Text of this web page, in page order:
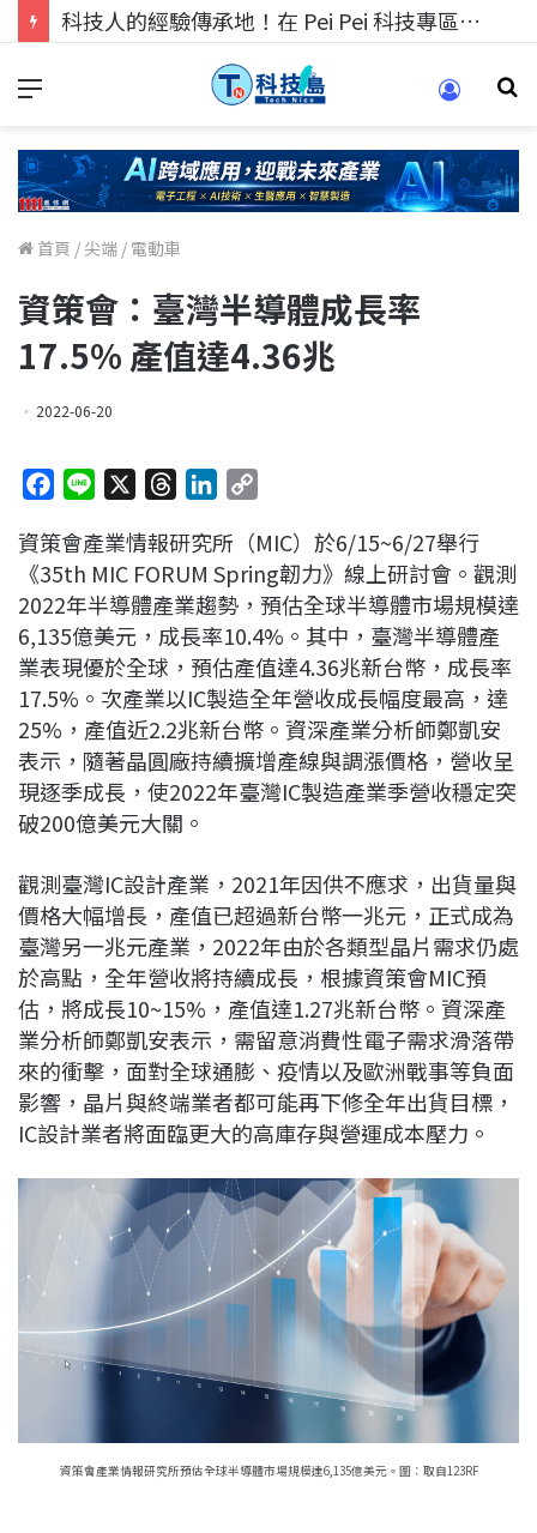
科技人的經驗傳承地！在 Pei Pei 科技專區，與學弟妹交流最硬核的技術
首頁 /尖端 / 電動車
資策會：臺灣半導體成長率
17.5% 產值達4.36兆
2022-06-20
c
e
b
o
o
k
n
e
r
e
a
d
s
n
k
e
d
I
n
p
y
L
i
n
k
資策會產業情報研究所（MIC）於6/15~6/27舉行
《35th MIC FORUM Spring韌力》線上研討會。觀測
2022年半導體產業趨勢，預估全球半導體市場規模達
6,135億美元，成長率10.4%。其中，臺灣半導體產
業表現優於全球，預估產值達4.36兆新台幣，成長率
17.5%。次產業以IC製造全年營收成長幅度最高，達
25%，產值近2.2兆新台幣。資深產業分析師鄭凱安
表示，隨著晶圓廠持續擴增產線與調漲價格，營收呈
現逐季成長，使2022年臺灣IC製造產業季營收穩定突
破200億美元大關。
觀測臺灣IC設計產業，2021年因供不應求，出貨量與
價格大幅增長，產值已超過新台幣一兆元，正式成為
臺灣另一兆元產業，2022年由於各類型晶片需求仍處
於高點，全年營收將持續成長，根據資策會MIC預
估，將成長10~15%，產值達1.27兆新台幣。資深產
業分析師鄭凱安表示，需留意消費性電子需求滑落帶
來的衝擊，面對全球通膨、疫情以及歐洲戰事等負面
影響，晶片與終端業者都可能再下修全年出貨目標，
IC設計業者將面臨更大的高庫存與營運成本壓力。
資策會產業情報研究所預估全球半導體市場規模達6,135億美元。圖：取自123RF